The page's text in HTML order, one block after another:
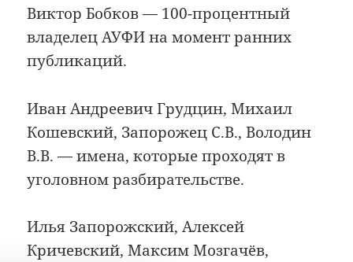
Виктор Бобков — 100-процентный
владелец АУФИ на момент ранних
публикаций.
Иван Андреевич Грудцин, Михаил
Кошевский, Запорожец С.В., Володин
В.В. — имена, которые проходят в
уголовном разбирательстве.
Илья Запорожский, Алексей
Кричевский, Максим Мозгачёв,